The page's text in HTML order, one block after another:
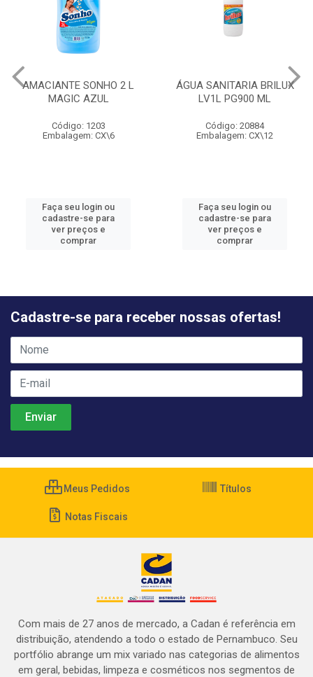
AMACIANTE SONHO 2 L
MAGIC AZUL
Código: 1203
Embalagem: CX\6
Faça seu login ou
cadastre-se para
ver preços e
comprar
ÁGUA SANITARIA BRILUX
LV1L PG900 ML
Código: 20884
Embalagem: CX\12
Faça seu login ou
cadastre-se para
ver preços e
comprar
Cadastre-se para receber nossas ofertas!
Meus Pedidos Títulos
Notas Fiscais
Com mais de 27 anos de mercado, a Cadan é referência em
distribuição, atendendo a todo o estado de Pernambuco. Seu
portfólio abrange um mix variado nas categorias de alimentos
em geral, bebidas, limpeza e cosméticos nos segmentos de